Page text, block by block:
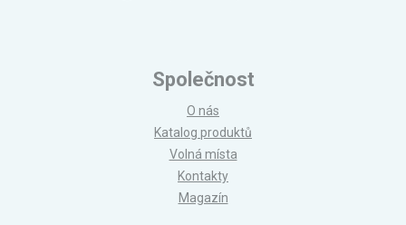
Společnost
O nás
Katalog produktů
Volná místa
Kontakty
Magazín